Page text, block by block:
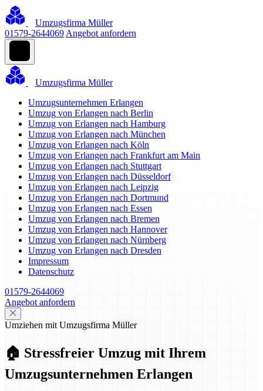
Umzugsfirma Müller
01579-2644069 Angebot anfordern
Umzugsfirma Müller
Umzugsunternehmen Erlangen
Umzug von Erlangen nach Berlin
Umzug von Erlangen nach Hamburg
Umzug von Erlangen nach München
Umzug von Erlangen nach Köln
Umzug von Erlangen nach Frankfurt am Main
Umzug von Erlangen nach Stuttgart
Umzug von Erlangen nach Düsseldorf
Umzug von Erlangen nach Leipzig
Umzug von Erlangen nach Dortmund
Umzug von Erlangen nach Essen
Umzug von Erlangen nach Bremen
Umzug von Erlangen nach Hannover
Umzug von Erlangen nach Nürnberg
Umzug von Erlangen nach Dresden
Impressum
Datenschutz
01579-2644069
Angebot anfordern
Umziehen mit Umzugsfirma Müller
🏠 Stressfreier Umzug mit Ihrem
Umzugsunternehmen Erlangen